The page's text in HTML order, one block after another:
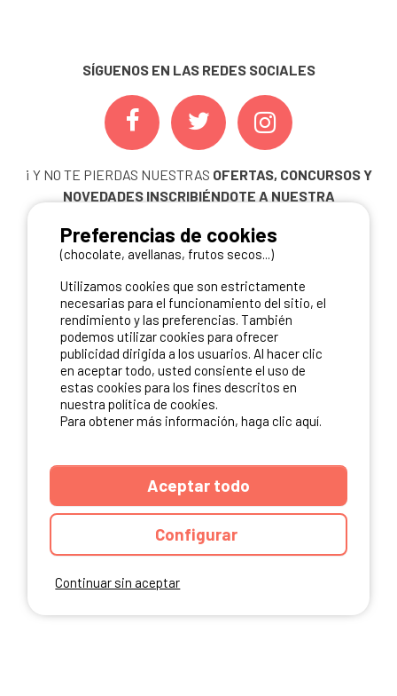
SÍGUENOS EN LAS REDES SOCIALES
¡ Y NO TE PIERDAS NUESTRAS OFERTAS, CONCURSOS Y
NOVEDADES INSCRIBIÉNDOTE A NUESTRA
ME INSCRIBO
NUESTROS PARTNERS
Continuar sin aceptar
Preferencias de cookies
(chocolate, avellanas, frutos secos...)
Utilizamos cookies que son estrictamente
necesarias para el funcionamiento del sitio, el
rendimiento y las preferencias. También
podemos utilizar cookies para ofrecer
publicidad dirigida a los usuarios. Al hacer clic
en aceptar todo, usted consiente el uso de
estas cookies para los fines descritos en
nuestra política de cookies.
Para obtener más información, haga clic aquí.
Aceptar todo
Configurar